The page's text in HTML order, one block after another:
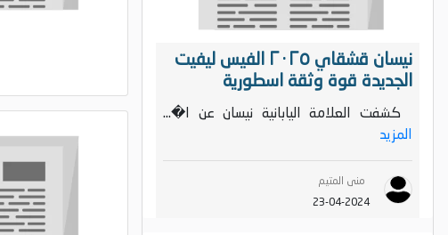
نيسان قشقاي ٢٠٢٥ الفيس ليفيت
الجديدة قوة وثقة اسطورية
كشفت العلامة اليابانية نيسان عن ا�...
المزيد
منى المتيم
23-04-2024